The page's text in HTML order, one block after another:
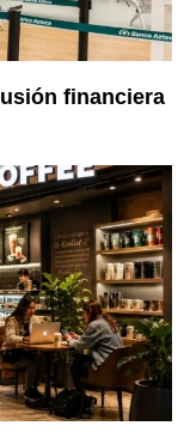
financiera